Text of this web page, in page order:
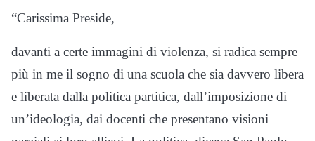
“Carissima Preside,
davanti a certe immagini di violenza, si radica sempre
più in me il sogno di una scuola che sia davvero libera
e liberata dalla politica partitica, dall’imposizione di
un’ideologia, dai docenti che presentano visioni